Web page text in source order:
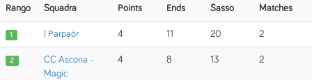
Rango Squadra Points Ends Sasso Matches
1 I Parpaòr 4 11 20 2
2
CC Ascona -
Magic
4 8 13 2